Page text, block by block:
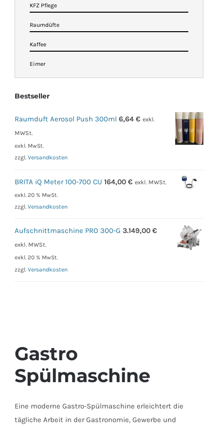
Gastro
Spülmaschine
Eine moderne Gastro-Spülmaschine erleichtert die
tägliche Arbeit in der Gastronomie, Gewerbe und
KFZ Pflege
Raumdüfte
Kaffee
Eimer
Bestseller
Raumduft Aerosol Push 300ml 6,64 € exkl.
MWSt.
exkl. MwSt.
zzgl. Versandkosten
BRITA iQ Meter 100-700 CU 164,00 € exkl. MWSt.
exkl. 20 % MwSt.
zzgl. Versandkosten
Aufschnittmaschine PRO 300-G 3.149,00 €
exkl. MWSt.
exkl. 20 % MwSt.
zzgl. Versandkosten